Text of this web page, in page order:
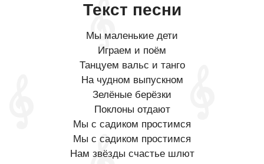
Текст песни
Мы маленькие дети
Играем и поём
Танцуем вальс и танго
На чудном выпускном
Зелёные берёзки
Поклоны отдают
Мы с садиком простимся
Мы с садиком простимся
Нам звёзды счастье шлют